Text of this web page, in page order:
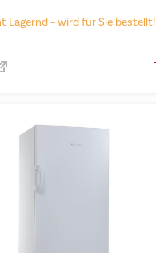
Lagernd – wird für Sie bestellt!